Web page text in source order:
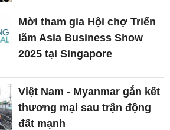
Mời tham gia Hội chợ Triển
lãm Asia Business Show
2025 tại Singapore
Việt Nam - Myanmar gắn kết
thương mại sau trận động
đất mạnh